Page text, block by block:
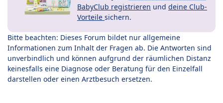
BabyClub registrieren und deine Club-
Vorteile sichern.
Bitte beachten: Dieses Forum bildet nur allgemeine
Informationen zum Inhalt der Fragen ab. Die Antworten sind
unverbindlich und können aufgrund der räumlichen Distanz
keinesfalls eine Diagnose oder Beratung für den Einzelfall
darstellen oder einen Arztbesuch ersetzen.